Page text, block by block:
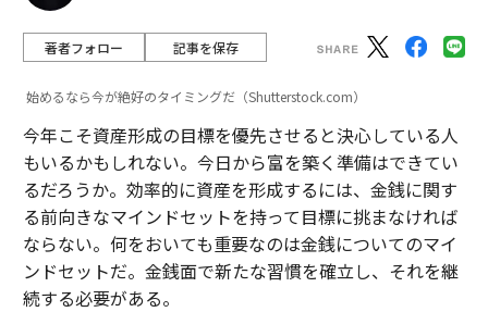
著者フォロー 記事を保存
始めるなら今が絶好のタイミングだ（Shutterstock.com）
今年こそ資産形成の目標を優先させると決心している人
もいるかもしれない。今日から富を築く準備はできてい
るだろうか。効率的に資産を形成するには、金銭に関す
る前向きなマインドセットを持って目標に挑まなければ
ならない。何をおいても重要なのは金銭についてのマイ
ンドセットだ。金銭面で新たな習慣を確立し、それを継
続する必要がある。